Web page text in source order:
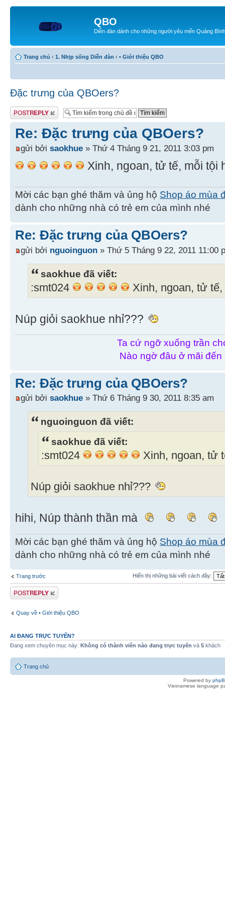
QBO
Diễn đàn dành cho những người yêu mến Quảng Bình
Trang chủ ‹ 1. Nhịp sống Diễn đàn ‹ • Giới thiệu QBO
Đặc trưng của QBOers?
Gửi bài trả lời
Re: Đặc trưng của QBOers?
gửi bởi saokhue » Thứ 4 Tháng 9 21, 2011 3:03 pm
Xinh, ngoan, tử tế, mỗi tội
Mời các bạn ghé thăm và ủng hộ Shop áo mùa
dành cho những nhà có trẻ em của mình nhé
Re: Đặc trưng của QBOers?
gửi bởi nguoinguon » Thứ 5 Tháng 9 22, 2011 11:00
saokhue đã viết:
:smt024 Xinh, ngoan, tử
Núp giỏi saokhue nhỉ???
Ta cứ ngỡ xuống trần
Nào ngờ đâu ở mãi đến
Re: Đặc trưng của QBOers?
gửi bởi saokhue » Thứ 6 Tháng 9 30, 2011 8:35 am
nguoinguon đã viết:
saokhue đã viết:
:smt024 Xinh, ngoan, tử
Núp giỏi saokhue nhỉ???
hihi, Núp thành thần mà
Mời các bạn ghé thăm và ủng hộ Shop áo mùa
dành cho những nhà có trẻ em của mình nhé
Trang trước Hiển thị những bài viết cách đây:
Gửi bài trả lời
Quay về • Giới thiệu QBO
AI ĐANG TRỰC TUYẾN?
Đang xem chuyên mục này: Không có thành viên nào đang trực tuyến và 5 khách
Trang chủ
Powered by
Vietnamese language